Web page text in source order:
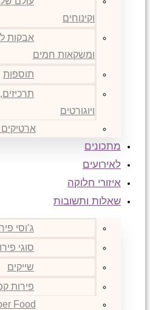
וקינוחים
אבקות
ומשקאות חמים
תוספות
ויוגורטים
ארטיקים
מתכונים
לאירועים
איזורי חלוקה
שאלות ותשובות
ג’וסי
סוגי
שייקים
פירות
Food